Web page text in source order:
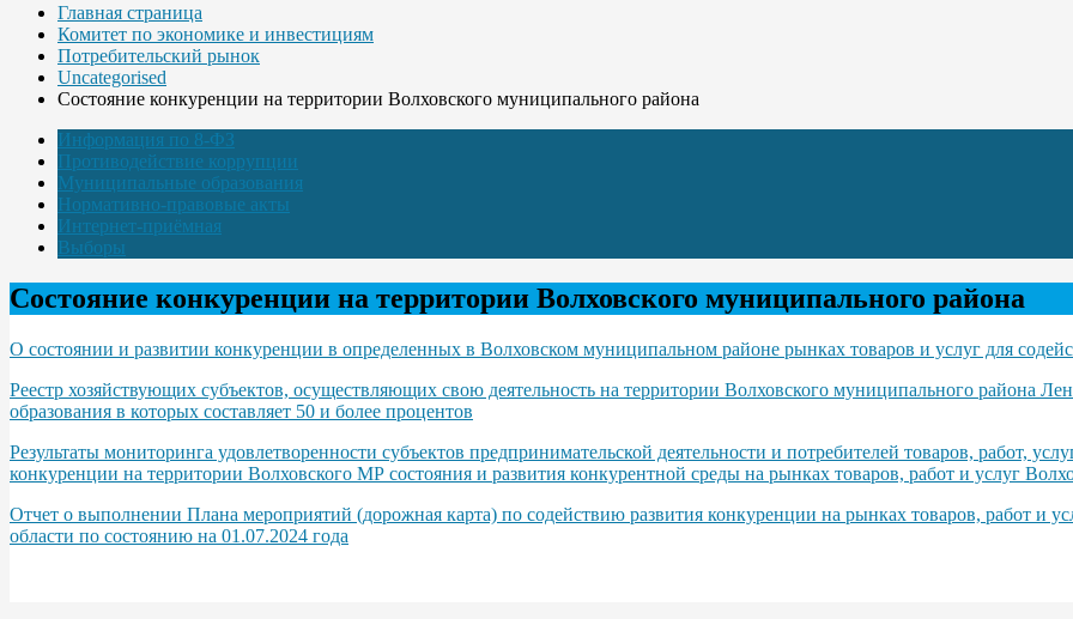
Главная страница
Комитет по экономике и инвестициям
Потребительский рынок
Uncategorised
Состояние конкуренции на территории Волховского муниципального района
Информация по 8-ФЗ
Противодействие коррупции
Муниципальные образования
Нормативно-правовые акты
Интернет-приёмная
Выборы
Состояние конкуренции на территории Волховского муниципального района
О состоянии и развитии конкуренции в определенных в Волховском муниципальном районе рынках товаров и услуг для
Реестр хозяйствующих субъектов, осуществляющих свою деятельность на территории Волховского муниципального района
образования в которых составляет 50 и более процентов
Результаты мониторинга удовлетворенности субъектов предпринимательской деятельности и потребителей товаров, работ,
конкуренции на территории Волховского МР состояния и развития конкурентной среды на рынках товаров, работ и услуг
Отчет о выполнении Плана мероприятий (дорожная карта) по содействию развития конкуренции на рынках товаров, работ и
области по состоянию на 01.07.2024 года